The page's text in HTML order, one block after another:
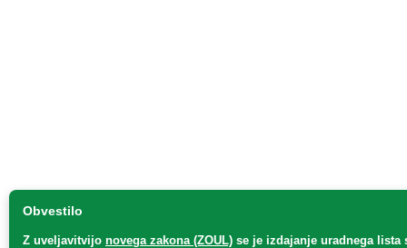
Obvestilo
Z uveljavitvijo novega zakona (ZOUL) se je izdajanje uradnega lista